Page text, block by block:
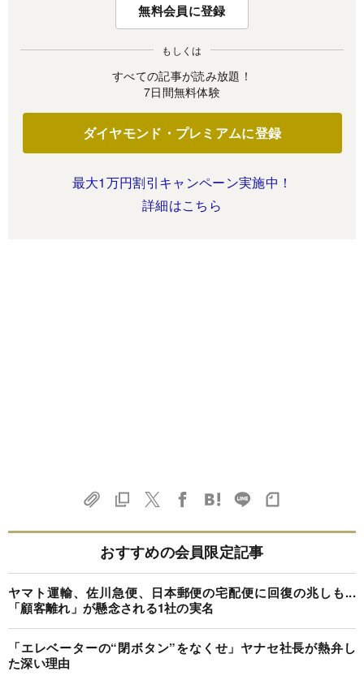
無料会員に登録
もしくは
すべての記事が読み放題！
7日間無料体験
ダイヤモンド・プレミアムに登録
最大1万円割引キャンペーン実施中！
詳細はこちら
おすすめの会員限定記事
ヤマト運輸、佐川急便、日本郵便の宅配便に回復の兆しも...
「顧客離れ」が懸念される1社の実名
「エレベーターの“閉ボタン”をなくせ」ヤナセ社長が熱弁し
た深い理由